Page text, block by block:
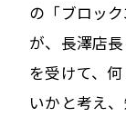
の「ブロッ
が、長澤店
を受けて、
いかと考え